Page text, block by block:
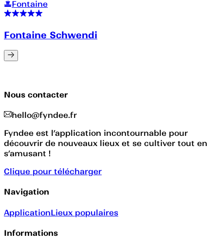
Fontaine
Fontaine Schwendi
Nous contacter
hello@fyndee.fr
Fyndee est l’application incontournable pour
découvrir de nouveaux lieux et se cultiver tout en
s’amusant !
Clique pour télécharger
Navigation
ApplicationLieux populaires
Informations